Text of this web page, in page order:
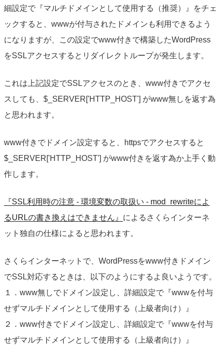
細設定で『マルチドメインとして使用する（推奨）』をチェ
ックすると、wwwが付与されたドメインも利用できるよう
になりますが、この設定でwww付きで構築したWordPress
をSSLアクセスするとリダイレクトループが発生します。
これは上記設定でSSLアクセスのとき、www付きでアクセ
スしても、$_SERVER['HTTP_HOST'] がwww無しを返す為
と思われます。
www付きでドメイン設定すると、httpsでアクセスすると
$_SERVER['HTTP_HOST'] がwww付きを返す為か上手く動
作します。
『SSL利用時の注意 - 環境変数の取扱い - mod_rewriteによ
るURLの書き換えはできません』 によるさくらインターネ
ット独自の仕様によると思われます。
さくらインターネットで、WordPressをwww付きドメイン
でSSL対応するときは、以下のようにするよ良いようです。
１．www無しでドメイン設定し、詳細設定で『wwwを付与
せずマルチドメインとして使用する（上級者向け）』
２．www付きでドメイン設定し、詳細設定で『wwwを付与
せずマルチドメインとして使用する（上級者向け）』